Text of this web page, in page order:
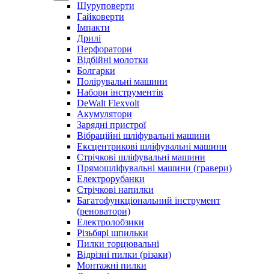
Шуруповерти
Гайковерти
Імпакти
Дрилі
Перфоратори
Відбійні молотки
Болгарки
Полірувальні машини
Набори інструментів
DeWalt Flexvolt
Акумулятори
Зарядні пристрої
Вібраційні шліфувальні машини
Ексцентрикові шліфувальні машини
Стрічкові шліфувальні машини
Прямошліфувальні машини (гравери)
Електрорубанки
Стрічкові напилки
Багатофункціональний інструмент
(реноватори)
Електролобзики
Різьбярі шпильки
Пилки торцювальні
Відрізні пилки (різаки)
Монтажні пилки